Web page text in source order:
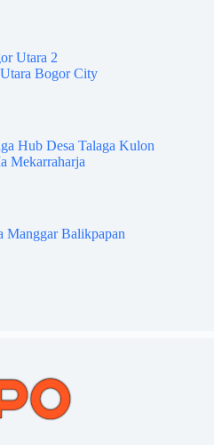
Utara 2
Bogor City
Hub Desa Talaga Kulon
Mekarraharja
Manggar Balikpapan